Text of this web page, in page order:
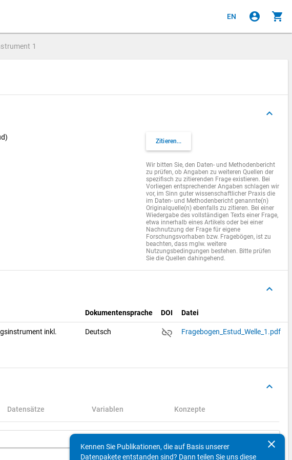
EN account_circle shopping_cart
1
keyboard_arrow_up
Zitieren...
Wir bitten Sie, den Daten- und Methodenbericht
zu prüfen, ob Angaben zu weiteren Quellen der
spezifisch zu zitierenden Frage existieren. Bei
Vorliegen entsprechender Angaben schlagen wir
vor, im Sinn guter wissenschaftlicher Praxis die
im Daten- und Methodenbericht genannte(n)
Originalquelle(n) ebenfalls zu zitieren. Bei einer
Wiedergabe des vollständigen Texts einer Frage,
etwa innerhalb eines Artikels oder bei einer
Nachnutzung der Frage für eigene
Forschungsvorhaben bzw. Fragebögen, ist zu
beachten, dass mglw. weitere
Nutzungsbedingungen bestehen. Bitte prüfen
Sie die Quellen dahingehend.
keyboard_arrow_up
Dokumentensprache DOI Datei
inkl.
Deutsch link_off Fragebogen_Estud_Welle_1.pdf
keyboard_arrow_up
Datensätze Variablen Konzepte
clear
Kennen Sie Publikationen, die auf Basis unserer
Datenpakete entstanden sind? Dann teilen Sie uns diese